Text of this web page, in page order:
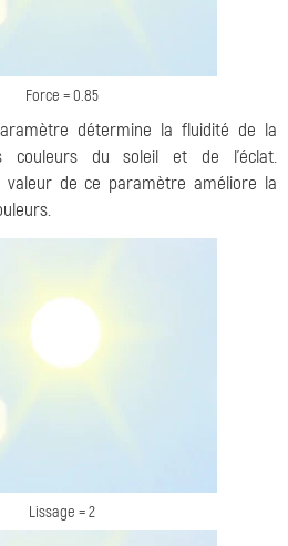
Force = 0.85
détermine la fluidité de la
couleurs du soleil et de l'éclat.
valeur de ce paramètre améliore la
Lissage = 2